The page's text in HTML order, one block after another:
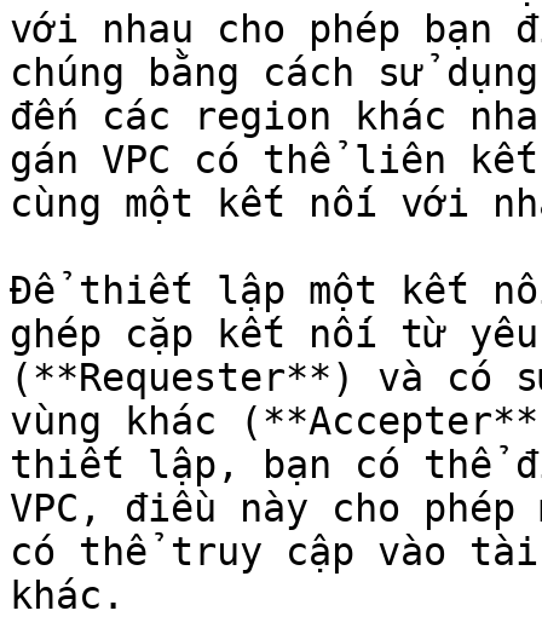
với nhau cho phép bạn
chúng bằng cách sử
đến các region khác
gán VPC có thể liên
cùng một kết nối với
Để thiết lập một kết
ghép cặp kết nối từ yêu
(**Requester**) và có
vùng khác
thiết lập, bạn có thể
VPC, điều này cho phép
có thể truy cập vào tài
khác.